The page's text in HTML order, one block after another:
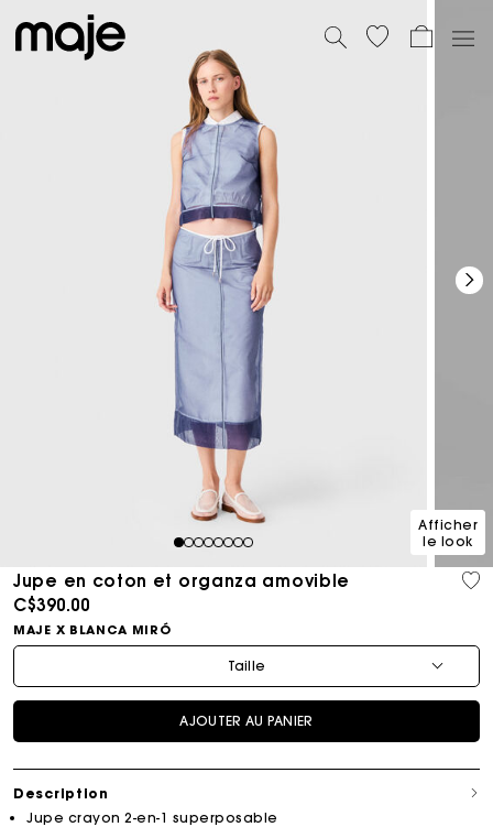
12345678
Afficher
le look
Jupe en coton et organza amovible
C$390.00
MAJE X BLANCA MIRÓ
Taille
AJOUTER AU PANIER
Description
Jupe crayon 2-en-1 superposable